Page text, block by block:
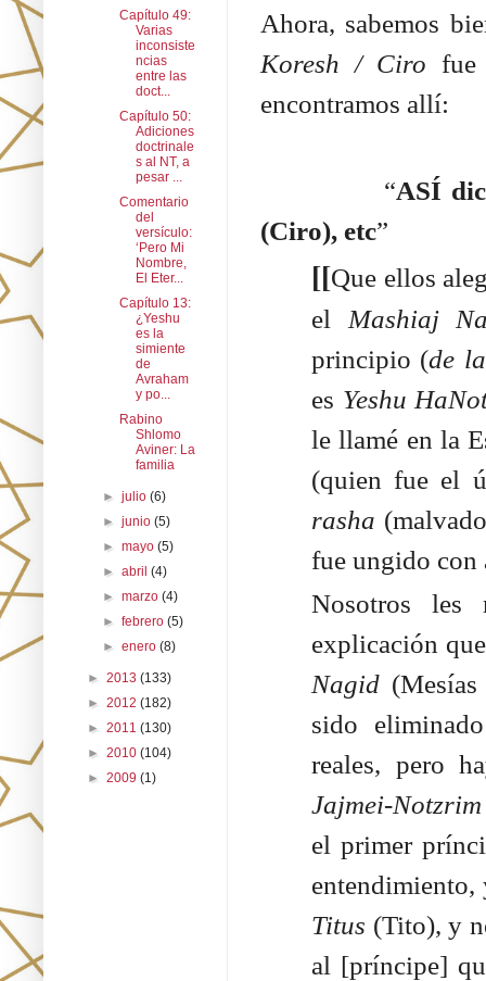
Ahora, sabemos
Koresh / Ciro
encontramos allí:
“ASÍ
(Ciro), etc”
[[Que ellos
el Mashiaj
principio (de
es Yeshu
le llamé en la
(quien fue el
rasha
fue ungido con
Nosotros les
explicación
Nagid
sido
reales, pero
Jajmei-
el primer
entendimiento,
Titus (Tito), y
al [príncipe]
Capítulo 49:
Varias
inconsiste
ncias
entre las
doct...
Capítulo 50:
Adiciones
doctrinale
s al NT, a
pesar ...
Comentario
del
versículo:
‘Pero Mi
Nombre,
El Eter...
Capítulo 13:
¿Yeshu
es la
simiente
de
Avraham
y po...
Rabino
Shlomo
Aviner: La
familia
►julio(6)
►junio(5)
►mayo(5)
►abril(4)
►marzo(4)
►febrero(5)
►enero(8)
► 2013 (133)
► 2012 (182)
► 2011 (130)
► 2010 (104)
► 2009 (1)